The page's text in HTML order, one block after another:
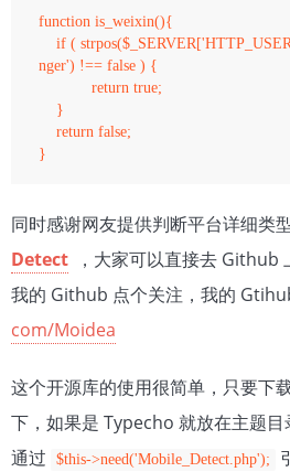
function is_weixin(){
if (
nger') !== false ) {
            return true;
    }
    return false;
同时感谢网友提供判断平台详细类
Detect
，大家可以直接去 Github
我的 Github 点个关注，我的
com/Moidea
这个开源库的使用很简单，只要下
下，如果是 Typecho 就放在主题
通过
$this->need('Mobile_Detect.php');